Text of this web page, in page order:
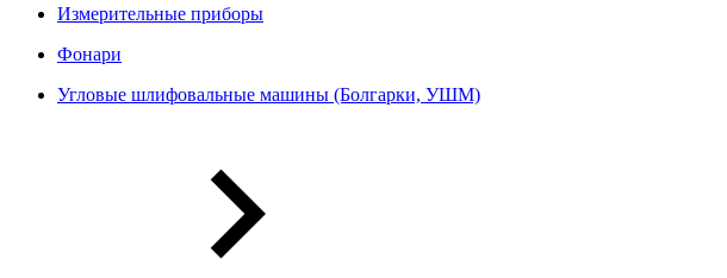
Измерительные приборы
Фонари
Угловые шлифовальные машины (Болгарки, УШМ)